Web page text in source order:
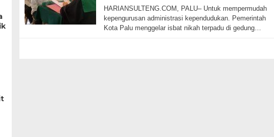
HARIANSULTENG.COM, PALU– Untuk mempermudah
kepengurusan administrasi kependudukan. Pemerintah
Kota Palu menggelar isbat nikah terpadu di gedung…